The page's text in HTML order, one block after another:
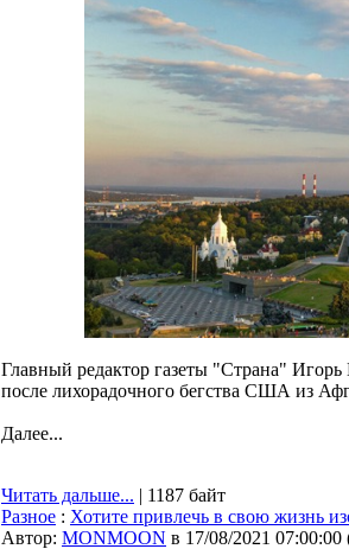
Главный редактор газеты "Страна"
после лихорадочного бегства США из
Далее...
Читать дальше... | 1187 байт
Разное : Хотите привлечь в свою жизнь
Автор: MONMOON в 17/08/2021 07:00:00